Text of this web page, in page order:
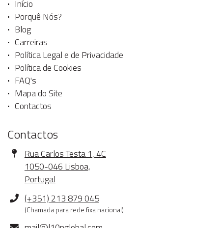
Início
Porquê Nós?
Blog
Carreiras
Política Legal e de Privacidade
Política de Cookies
FAQ's
Mapa do Site
Contactos
Contactos
Morada
Rua Carlos Testa 1, 4C
1050-046 Lisboa,
Portugal
Telefone
(+351) 213 879 045
(Chamada para rede fixa nacional)